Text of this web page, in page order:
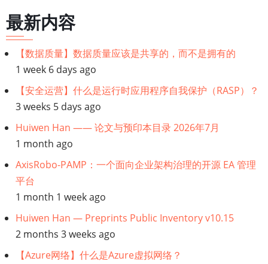
历
链
接：
数
字
化
转
型
咨
最新内容
【数据质量】数据质量应该是共享的，而不是拥有的
1 week 6 days ago
【安全运营】什么是运行时应用程序自我保护（RASP）？
3 weeks 5 days ago
Huiwen Han —— 论文与预印本目录 2026年7月
1 month ago
AxisRobo-PAMP：一个面向企业架构治理的开源 EA 管理
平台
1 month 1 week ago
Huiwen Han — Preprints Public Inventory v10.15
2 months 3 weeks ago
【Azure网络】什么是Azure虚拟网络？